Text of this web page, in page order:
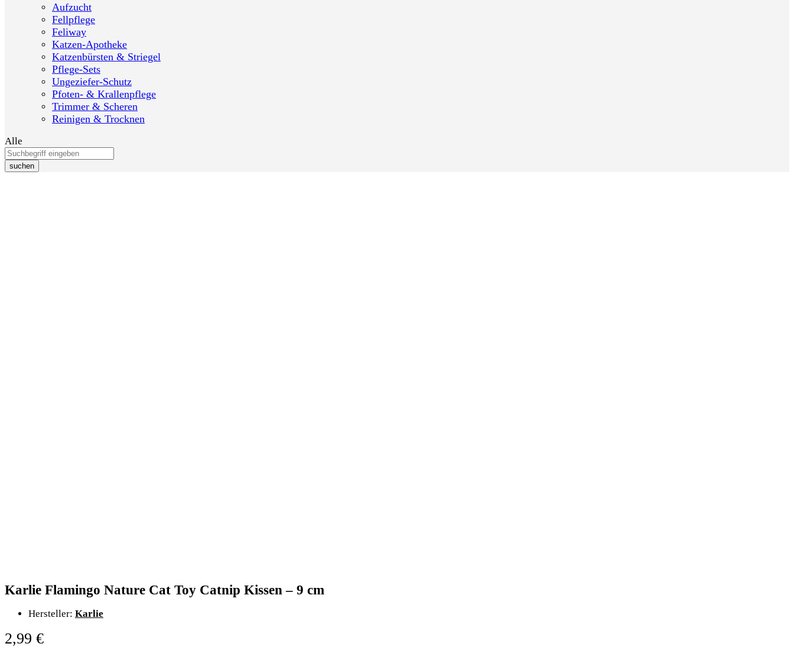
Aufzucht
Fellpflege
Feliway
Katzen-Apotheke
Katzenbürsten & Striegel
Pflege-Sets
Ungeziefer-Schutz
Pfoten- & Krallenpflege
Trimmer & Scheren
Reinigen & Trocknen
Alle
suchen
Karlie Flamingo Nature Cat Toy Catnip Kissen – 9 cm
Hersteller: Karlie
2,99 €